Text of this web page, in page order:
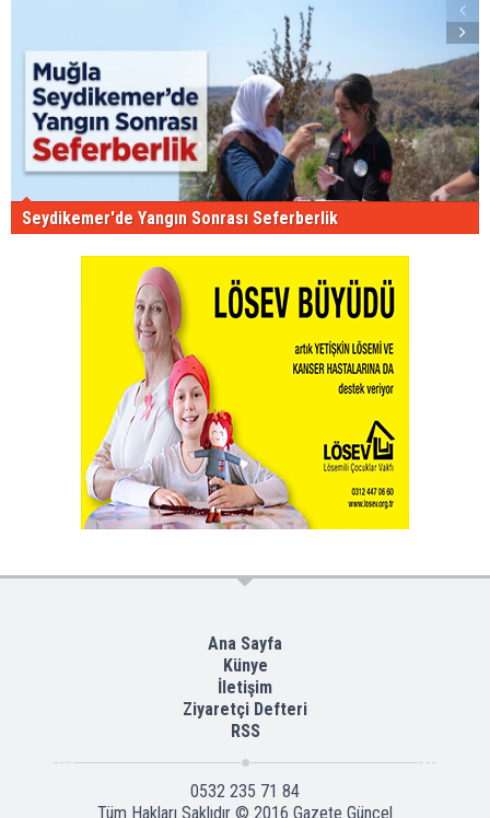
Seydikemer'de Yangın Sonrası Seferberlik
Ana Sayfa
Künye
İletişim
Ziyaretçi Defteri
RSS
0532 235 71 84
Tüm Hakları Saklıdır © 2016 Gazete Güncel